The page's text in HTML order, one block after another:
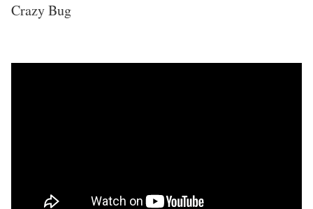
Crazy Bug